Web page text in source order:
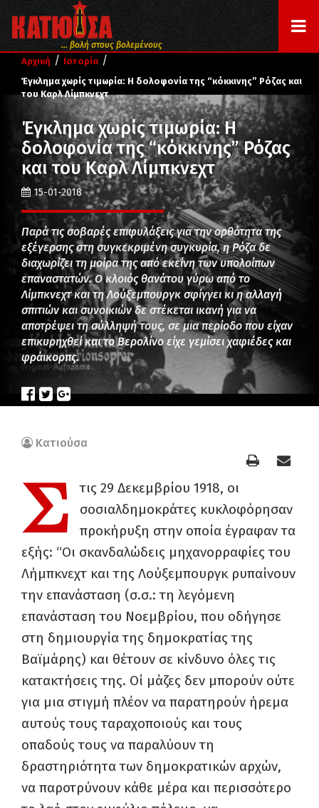
... βολή στους βολεμένους
Αρχική / Ιστορία /
Έγκλημα χωρίς τιμωρία: Η δολοφονία της “κόκκινης” Ρόζας και
του Καρλ Λίμπκνεχτ
Έγκλημα χωρίς τιμωρία: Η
δολοφονία της “κόκκινης” Ρόζας
και του Καρλ Λίμπκνεχτ
15-01-2018
Παρά τις σοβαρές επιφυλάξεις για την ορθότητα της
εξέγερσης στη συγκεκριμένη συγκυρία, η Ρόζα δε
διαχωρίζει τη μοίρα της από εκείνη των υπολοίπων
επαναστατών. Ο κλοιός θανάτου γύρω από το
Λίμπκνεχτ και τη Λούξεμπουργκ σφίγγει κι η αλλαγή
σπιτιών και συνοικιών δε στέκεται ικανή για να
αποτρέψει τη σύλληψή τους, σε μια περίοδο που είχαν
επικυρηχθεί και το Βερολίνο είχε γεμίσει χαφιέδες και
φράικορπς.
Κατιούσα
Σ
τις 29 Δεκεμβρίου 1918, οι
σοσιαλδημοκράτες κυκλοφόρησαν
προκήρυξη στην οποία έγραφαν τα
εξής: “Οι σκανδαλώδεις μηχανορραφίες του
Λήμπκνεχτ και της Λούξεμπουργκ ρυπαίνουν
την επανάσταση (σ.σ.: τη λεγόμενη
επανάσταση του Νοεμβρίου, που οδήγησε
στη δημιουργία της δημοκρατίας της
Βαϊμάρης) και θέτουν σε κίνδυνο όλες τις
κατακτήσεις της. Οί μάζες δεν μπορούν ούτε
για μια στιγμή πλέον να παρατηρούν ήρεμα
αυτούς τους ταραχοποιούς και τους
οπαδούς τους να παραλύουν τη
δραστηριότητα των δημοκρατικών αρχών,
να παροτρύνουν κάθε μέρα και περισσότερο